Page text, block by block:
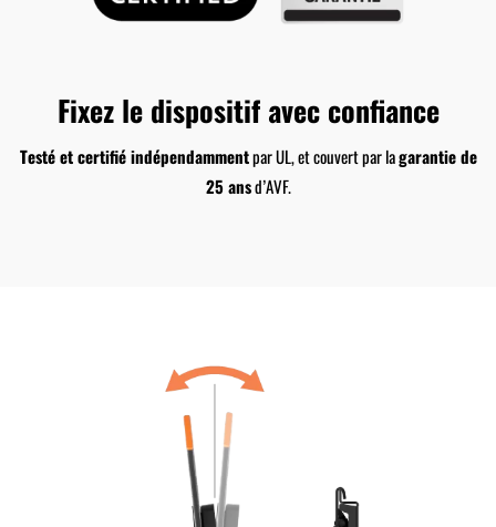
Fixez le dispositif avec confiance
Testé et certifié indépendammentpar UL, et couvert par lagarantie de
25 ansd’AVF.